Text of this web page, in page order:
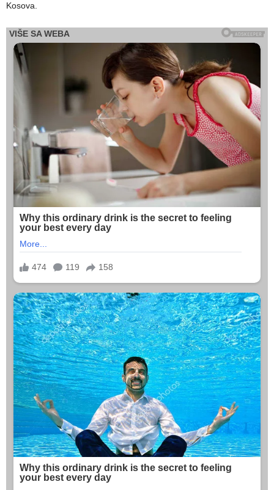
Kosova.